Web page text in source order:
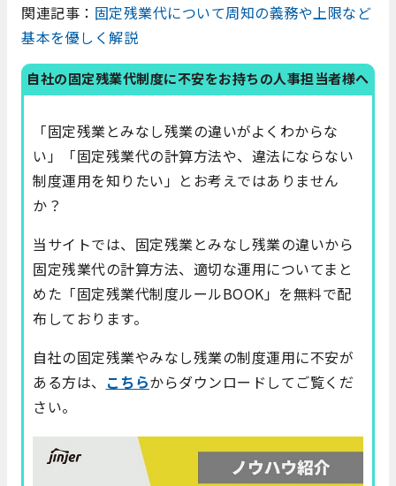
関連記事： 固定残業代について周知の義務や上限など
基本を優しく解説
自社の固定残業代制度に不安をお持ちの人事担当者様へ
「固定残業とみなし残業の違いがよくわからな
い」「固定残業代の計算方法や、違法にならない
制度運用を知りたい」とお考えではありません
か？
当サイトでは、固定残業とみなし残業の違いから
固定残業代の計算方法、適切な運用についてまと
めた「固定残業代制度ルールBOOK」を無料で配
布しております。
自社の固定残業やみなし残業の制度運用に不安が
ある方は、 こちらからダウンロードしてご覧くだ
さい。